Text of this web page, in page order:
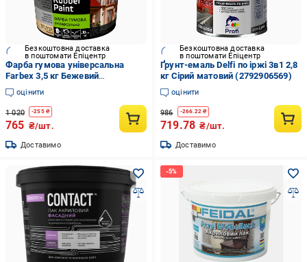
Безкоштовна доставка
в поштомати Епіцентр
Фарба гумова універсальна
Farbex 3,5 кг Бежевий
(2792905996)
оцінити
1 020 -255₴
765 ₴/шт.
Доставимо
Безкоштовна доставка
в поштомати Епіцентр
Ґрунт-емаль Delfi по іржі 3в1 2,8
кг Сірий матовий (2792906569)
оцінити
986 -266.22₴
719.78 ₴/шт.
Доставимо